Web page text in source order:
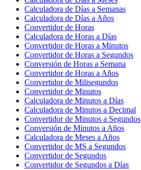
Calculadora de Días a Semanas
Calculadora de Días a Años
Convertidor de Horas
Calculadora de Horas a Días
Convertidor de Horas a Minutos
Convertidor de Horas a Segundos
Conversión de Horas a Semana
Convertidor de Horas a Años
Convertidor de Milisegundos
Convertidor de Minutos
Calculadora de Minutos a Días
Calculadora de Minutos a Decimal
Convertidor de Minutos a Segundos
Conversión de Minutos a Años
Calculadora de Meses a Años
Convertidor de MS a Segundos
Convertidor de Segundos
Convertidor de Segundos a Días